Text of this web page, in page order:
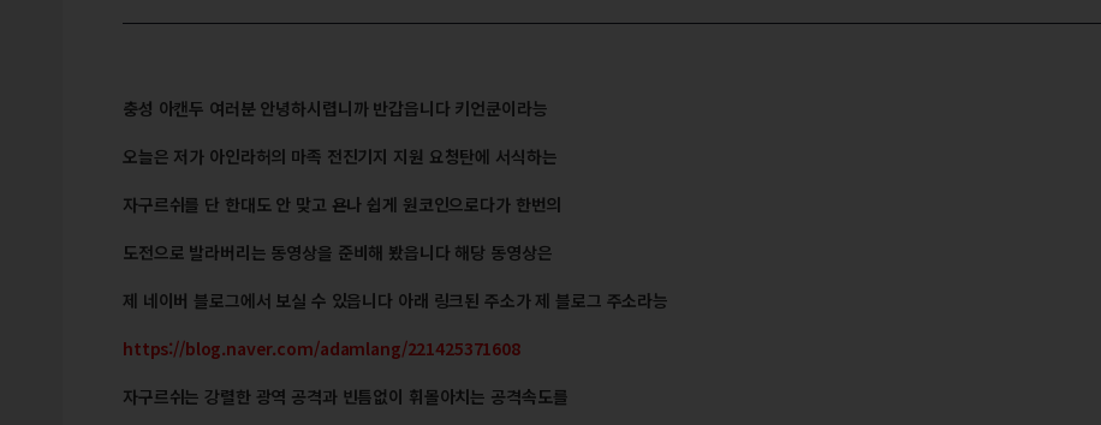
충성 아캔두 여러분 안녕하시렵니까 반갑읍니다 키언쿤이라능
오늘은 저가 아인라허의 마족 전진기지 지원 요청탄에 서식하는
자구르쉬를 단 한대도 안 맞고 욘나 쉽게 원코인으로다가 한번의
도전으로 발라버리는 동영상을 준비해 봤읍니다 해당 동영상은
제 네이버 블로그에서 보실 수 있읍니다 아래 링크된 주소가 제 블로그 주소라능
https://blog.naver.com/adamlang/221425371608
자구르쉬는 강렬한 광역 공격과 빈틈없이 휘몰아치는 공격속도를